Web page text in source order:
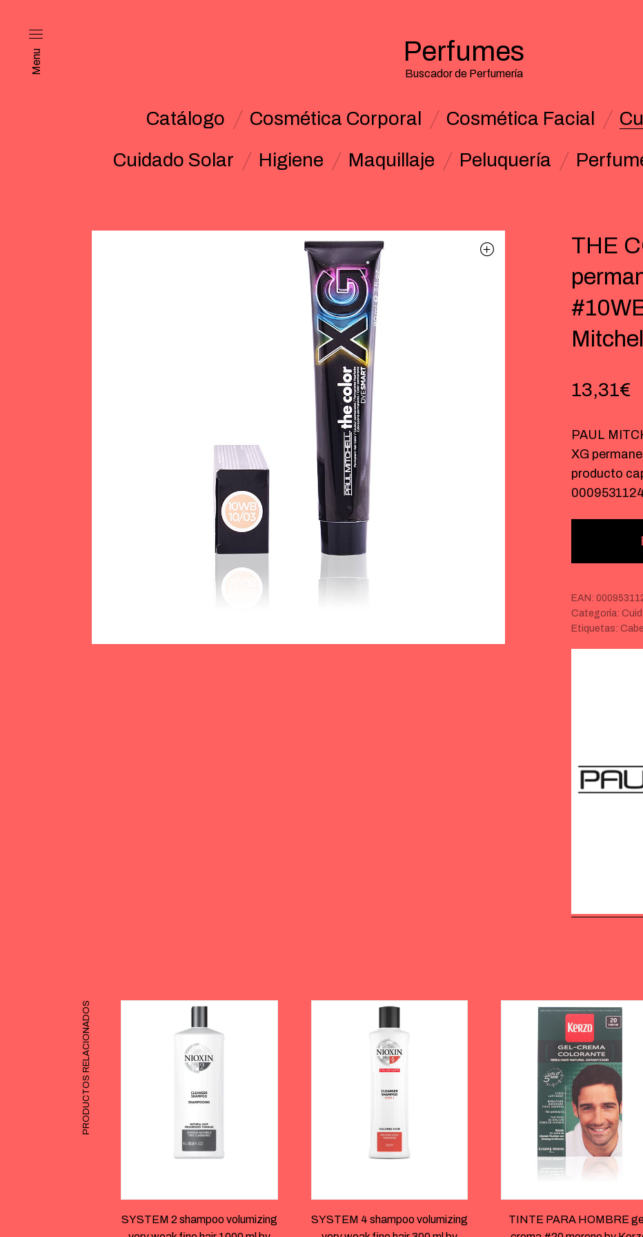
Menu Perfumes
Buscador de Perfumería
Catálogo Cosmética Corporal Cosmética Facial
Cuidado Solar Higiene Maquillaje Peluquería
THE
Mitchell
13,31€
PAUL
XG
producto
EAN:
Categoría:
Etiquetas:
PRODUCTOS RELACIONADOS
SYSTEM 2 shampoo volumizing
SYSTEM 4 shampoo volumizing
TINTE PARA HOMBRE